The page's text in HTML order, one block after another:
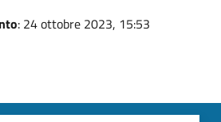
: 24 ottobre 2023, 15:53